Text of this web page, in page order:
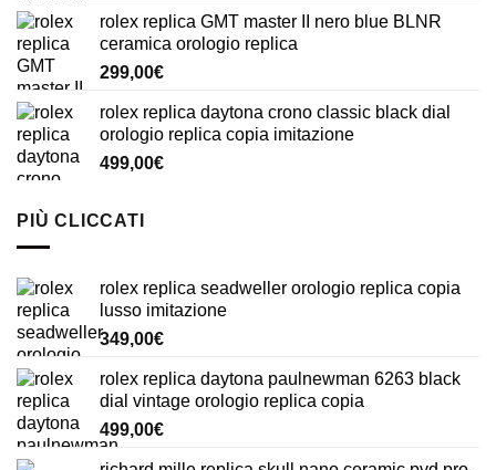
rolex replica GMT master II nero blue BLNR
ceramica orologio replica
299,00€
rolex replica daytona crono classic black dial
orologio replica copia imitazione
499,00€
PIÙ CLICCATI
rolex replica seadweller orologio replica copia
lusso imitazione
349,00€
rolex replica daytona paulnewman 6263 black
dial vintage orologio replica copia
499,00€